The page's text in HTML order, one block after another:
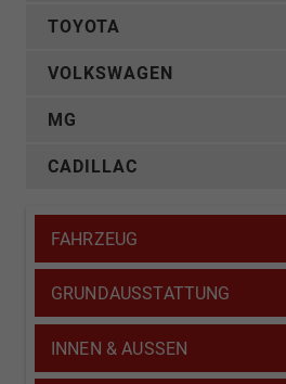
TOYOTA
VOLKSWAGEN
MG
CADILLAC
FAHRZEUG
GRUNDAUSSTATTUNG
INNEN & AUSSEN